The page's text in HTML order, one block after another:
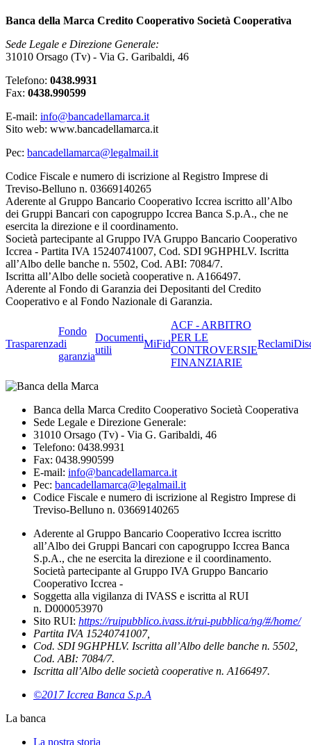
Banca della Marca Credito Cooperativo Società Cooperativa
Sede Legale e Direzione Generale:
31010 Orsago (Tv) - Via G. Garibaldi, 46
Telefono: 0438.9931
Fax: 0438.990599
E-mail: info@bancadellamarca.it
Sito web: www.bancadellamarca.it
Pec: bancadellamarca@legalmail.it
Codice Fiscale e numero di iscrizione al Registro Imprese di
Treviso-Belluno n. 03669140265
Aderente al Gruppo Bancario Cooperativo Iccrea iscritto all’Albo
dei Gruppi Bancari con capogruppo Iccrea Banca S.p.A., che ne
esercita la direzione e il coordinamento.
Società partecipante al Gruppo IVA Gruppo Bancario Cooperativo
Iccrea - Partita IVA 15240741007, Cod. SDI 9GHPHLV. Iscritta
all’Albo delle banche n. 5502, Cod. ABI: 7084/7.
Iscritta all’Albo delle società cooperative n. A166497.
Aderente al Fondo di Garanzia dei Depositanti del Credito
Cooperativo e al Fondo Nazionale di Garanzia.
Trasparenza
Fondo
di
garanzia
Documenti
utili
MiFid
ACF - ARBITRO
PER LE
CONTROVERSIE
FINANZIARIE
Reclami
Banca della Marca Credito Cooperativo Società Cooperativa
Sede Legale e Direzione Generale:
31010 Orsago (Tv) - Via G. Garibaldi, 46
Telefono: 0438.9931
Fax: 0438.990599
E-mail: info@bancadellamarca.it
Pec: bancadellamarca@legalmail.it
Codice Fiscale e numero di iscrizione al Registro Imprese di
Treviso-Belluno n. 03669140265
Aderente al Gruppo Bancario Cooperativo Iccrea iscritto
all’Albo dei Gruppi Bancari con capogruppo Iccrea Banca
S.p.A., che ne esercita la direzione e il coordinamento.
Società partecipante al Gruppo IVA Gruppo Bancario
Cooperativo Iccrea -
Soggetta alla vigilanza di IVASS e iscritta al RUI
n. D000053970
Sito RUI: https://ruipubblico.ivass.it/rui-pubblica/ng/#/home/
Partita IVA 15240741007,
Cod. SDI 9GHPHLV. Iscritta all’Albo delle banche n. 5502,
Cod. ABI: 7084/7.
Iscritta all’Albo delle società cooperative n. A166497.
©2017 Iccrea Banca S.p.A
La banca
La nostra storia